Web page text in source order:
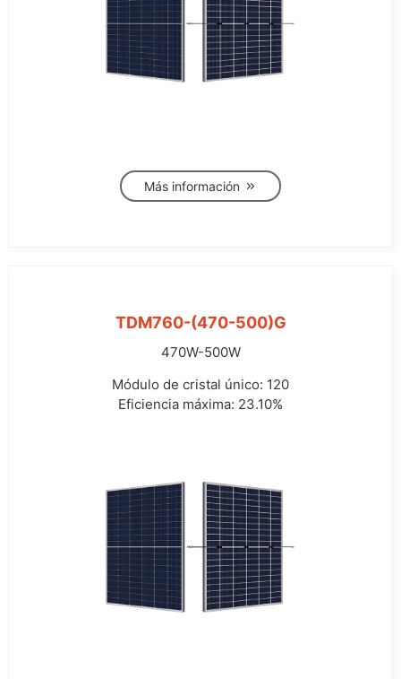
Más información
TDM760-(470-500)G
470W-500W
Módulo de cristal único: 120
Eficiencia máxima: 23.10%